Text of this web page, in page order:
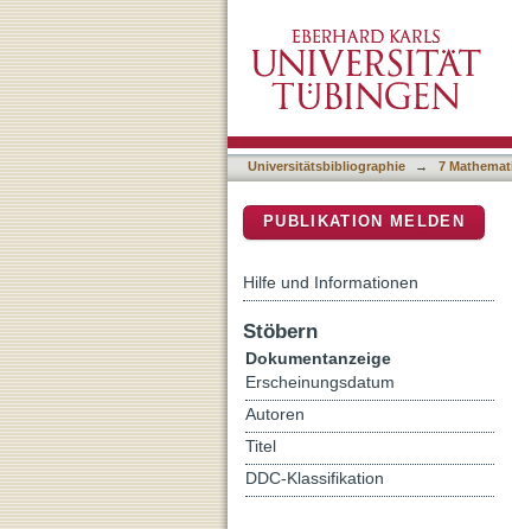
Universitätsbibliographie → 7
PUBLIKATION MELDEN
Hilfe und Informationen
Stöbern
Dokumentanzeige
Erscheinungsdatum
Autoren
Titel
DDC-Klassifikation